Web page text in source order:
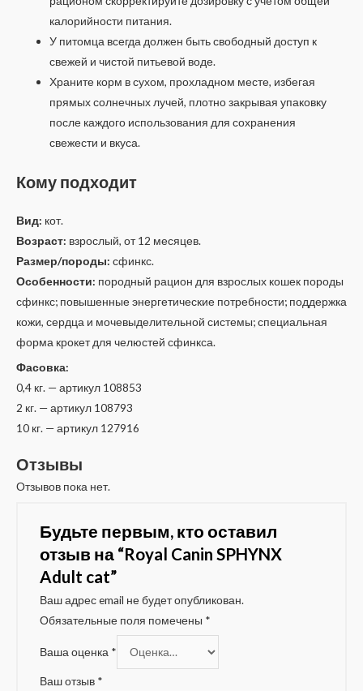
калорийности питания.
У питомца всегда должен быть свободный доступ к
свежей и чистой питьевой воде.
Храните корм в сухом, прохладном месте, избегая
прямых солнечных лучей, плотно закрывая упаковку
после каждого использования для сохранения
свежести и вкуса.
Кому подходит
Вид: кот.
Возраст: взрослый, от 12 месяцев.
Размер/породы: сфинкс.
Особенности: породный рацион для взрослых кошек породы
сфинкс; повышенные энергетические потребности; поддержка
кожи, сердца и мочевыделительной системы; специальная
форма крокет для челюстей сфинкса.
Фасовка:
0,4 кг. — артикул 108853
2 кг. — артикул 108793
10 кг. — артикул 127916
Отзывы
Отзывов пока нет.
Будьте первым, кто оставил
отзыв на “Royal Canin SPHYNX
Adult cat”
Ваш адрес email не будет опубликован.
Обязательные поля помечены *
Ваша оценка *
Ваш отзыв *